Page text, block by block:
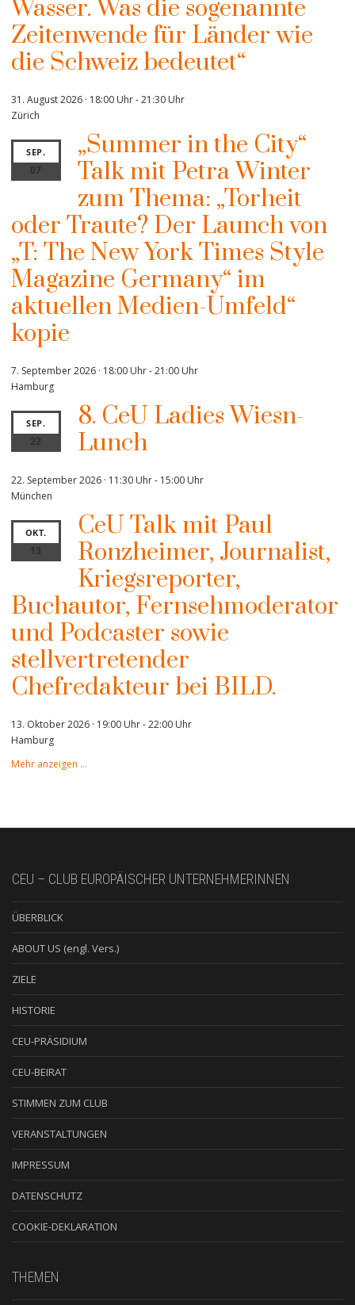
Wasser. Was die sogenannte
Zeitenwende für Länder wie
die Schweiz bedeutet“
31. August 2026 · 18:00 Uhr-21:30 Uhr
Zürich
SEP.
07
„Summer in the City“
Talk mit Petra Winter
zum Thema: „Torheit
oder Traute? Der Launch von
„T: The New York Times Style
Magazine Germany“ im
aktuellen Medien-Umfeld“
kopie
7. September 2026 · 18:00 Uhr-21:00 Uhr
Hamburg
SEP.
22
8. CeU Ladies Wiesn-
Lunch
22. September 2026 · 11:30 Uhr- 15:00 Uhr
München
OKT.
13
CeU Talk mit Paul
Ronzheimer, Journalist,
Kriegsreporter,
Buchautor, Fernsehmoderator
und Podcaster sowie
stellvertretender
Chefredakteur bei BILD.
13. Oktober 2026 · 19:00 Uhr-22:00 Uhr
Hamburg
Mehr anzeigen …
CEU – CLUB EUROPÄISCHER UNTERNEHMERINNEN
ÜBERBLICK
ABOUT US (engl. Vers.)
ZIELE
HISTORIE
CEU-PRÄSIDIUM
CEU-BEIRAT
STIMMEN ZUM CLUB
VERANSTALTUNGEN
IMPRESSUM
DATENSCHUTZ
COOKIE-DEKLARATION
THEMEN